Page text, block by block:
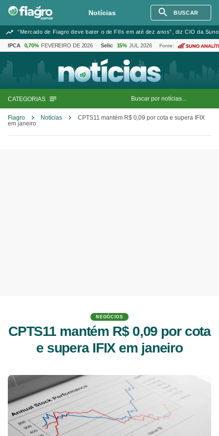
Notícias BUSCAR
“Mercado de Fiagro deve bater o de FIIs em até dez anos”, diz CIO da
IPCA 0,70% FEVEREIRO DE 2026 Selic 15% JUL 2026 Fonte:
CATEGORIAS
Fiagro Notícias
CPTS11 mantém R$ 0,09 por cota e supera IFIX
em janeiro
NEGÓCIOS
CPTS11 mantém R$ 0,09 por cota
e supera IFIX em janeiro